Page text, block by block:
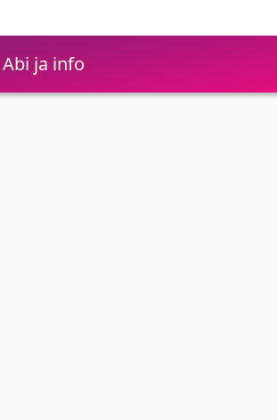
Abi ja info